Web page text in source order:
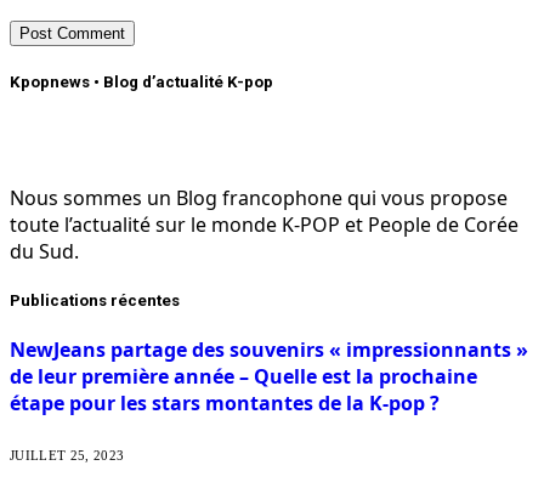
Kpopnews • Blog d’actualité K-pop
Nous sommes un Blog francophone qui vous propose
toute l’actualité sur le monde K-POP et People de Corée
du Sud.
Publications récentes
NewJeans partage des souvenirs « impressionnants »
de leur première année – Quelle est la prochaine
étape pour les stars montantes de la K-pop ?
JUILLET 25, 2023